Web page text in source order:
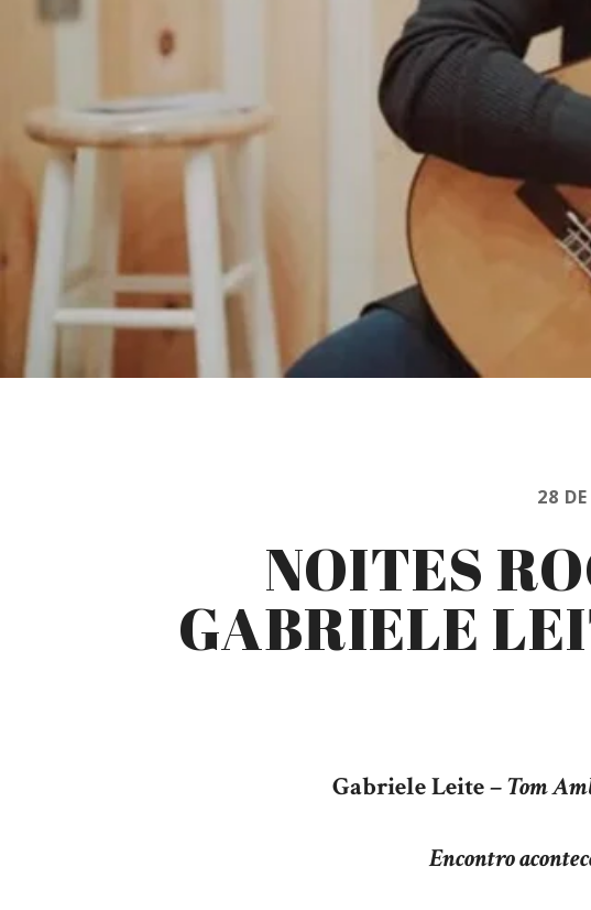
28
NOITES
GABRIELE
Gabriele Leite –Tom
Encontro